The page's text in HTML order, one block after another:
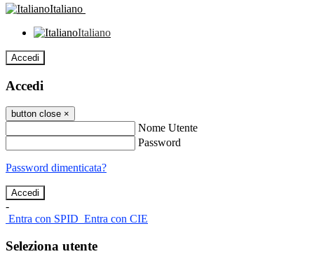
Italiano
Italiano
Accedi
Accedi
button close ×
Nome Utente
Password
Password dimenticata?
-
Entra con SPID Entra con CIE
Seleziona utente